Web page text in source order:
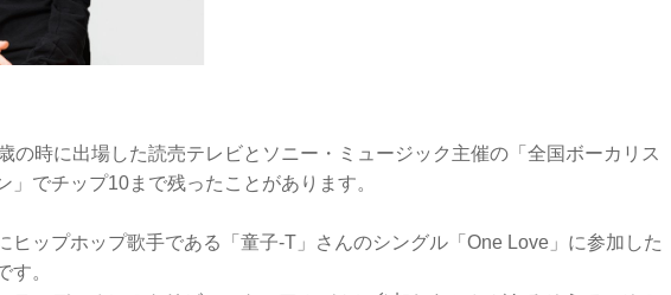
の時に出場した読売テレビとソニー・ミュージック主催の「全国ボーカリス
」でチップ10まで残ったことがあります。
ヒップホップ歌手である「童子-T」さんのシングル「One Love」に参加した
す。